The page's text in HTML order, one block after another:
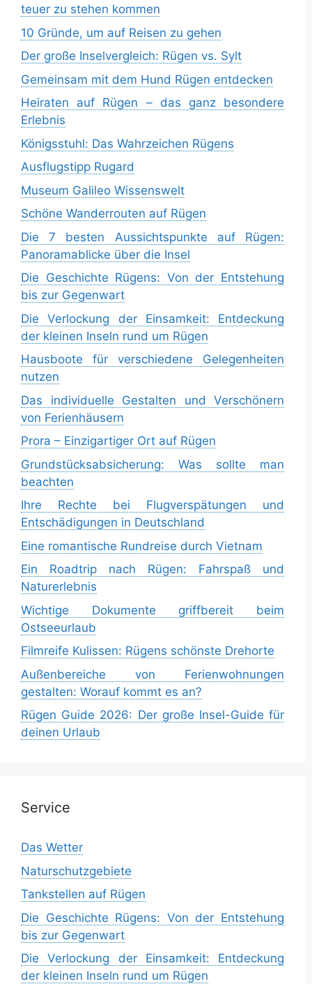
teuer zu stehen kommen
10 Gründe, um auf Reisen zu gehen
Der große Inselvergleich: Rügen vs. Sylt
Gemeinsam mit dem Hund Rügen entdecken
Heiraten auf Rügen – das ganz besondere
Erlebnis
Königsstuhl: Das Wahrzeichen Rügens
Ausflugstipp Rugard
Museum Galileo Wissenswelt
Schöne Wanderrouten auf Rügen
Die 7 besten Aussichtspunkte auf Rügen:
Panoramablicke über die Insel
Die Geschichte Rügens: Von der Entstehung
bis zur Gegenwart
Die Verlockung der Einsamkeit: Entdeckung
der kleinen Inseln rund um Rügen
Hausboote für verschiedene Gelegenheiten
nutzen
Das individuelle Gestalten und Verschönern
von Ferienhäusern
Prora – Einzigartiger Ort auf Rügen
Grundstücksabsicherung: Was sollte man
beachten
Ihre Rechte bei Flugverspätungen und
Entschädigungen in Deutschland
Eine romantische Rundreise durch Vietnam
Ein Roadtrip nach Rügen: Fahrspaß und
Naturerlebnis
Wichtige Dokumente griffbereit beim
Ostseeurlaub
Filmreife Kulissen: Rügens schönste Drehorte
Außenbereiche von Ferienwohnungen
gestalten: Worauf kommt es an?
Rügen Guide 2026: Der große Insel-Guide für
deinen Urlaub
Service
Das Wetter
Naturschutzgebiete
Tankstellen auf Rügen
Die Geschichte Rügens: Von der Entstehung
bis zur Gegenwart
Die Verlockung der Einsamkeit: Entdeckung
der kleinen Inseln rund um Rügen